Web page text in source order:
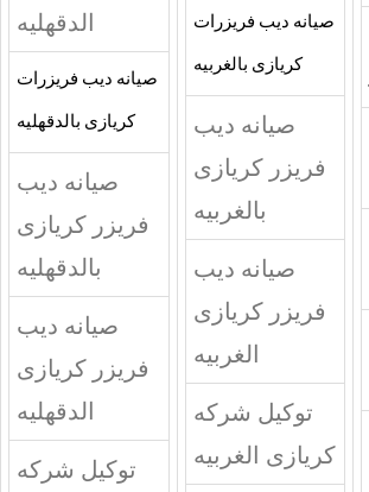
صيانه ديب فريزرات
كريازى بالغربيه
صيانه ديب
فريزر كريازى
بالغربيه
صيانه ديب
فريزر كريازى
الغربيه
توكيل شركه
كريازى الغربيه
الدقهليه
صيانه ديب فريزرات
كريازى بالدقهليه
صيانه ديب
فريزر كريازى
بالدقهليه
صيانه ديب
فريزر كريازى
الدقهليه
توكيل شركه